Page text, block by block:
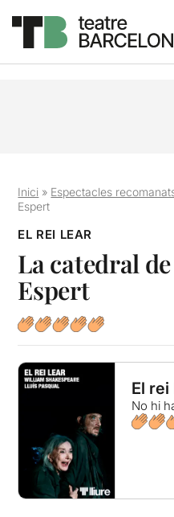
Inici » Espectacles
Espert
EL REI LEAR
La catedral
Espert
El rei
No hi